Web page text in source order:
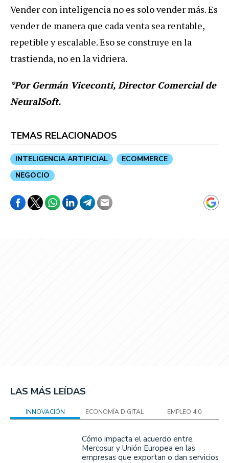
Vender con inteligencia no es solo vender más. Es
vender de manera que cada venta sea rentable,
repetible y escalable. Eso se construye en la
trastienda, no en la vidriera.
*Por Germán Viceconti, Director Comercial de
NeuralSoft.
TEMAS RELACIONADOS
INTELIGENCIA ARTIFICIAL
ECOMMERCE
NEGOCIO
LAS MÁS LEÍDAS
INNOVACIÓN ECONOMÍA DIGITAL EMPLEO 4.0
Cómo impacta el acuerdo entre
Mercosur y Unión Europea en las
empresas que exportan o dan servicios